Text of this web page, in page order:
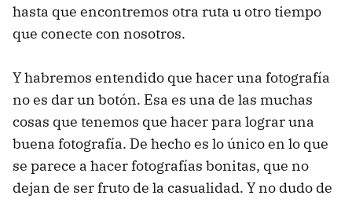
hasta que encontremos otra ruta u otro tiempo
que conecte con nosotros.
Y habremos entendido que hacer una fotografía
no es dar un botón. Esa es una de las muchas
cosas que tenemos que hacer para lograr una
buena fotografía. De hecho es lo único en lo que
se parece a hacer fotografías bonitas, que no
dejan de ser fruto de la casualidad. Y no dudo de